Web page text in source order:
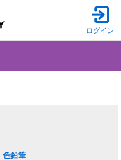
ログイン
色鉛筆